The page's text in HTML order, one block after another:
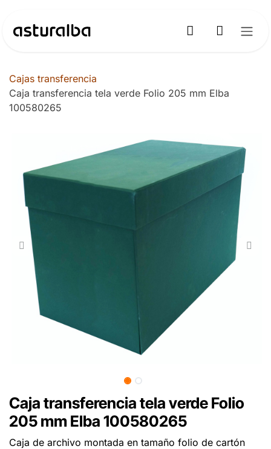
Cajas transferencia
Caja transferencia tela verde Folio 205 mm Elba
100580265
Caja transferencia tela verde Folio
205 mm Elba 100580265
Caja de archivo montada en tamaño folio de cartón